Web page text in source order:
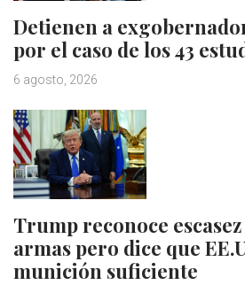
Detienen a
por el caso de los 43
6 agosto, 2026
Trump reconoce
armas pero dice que
munición suficiente